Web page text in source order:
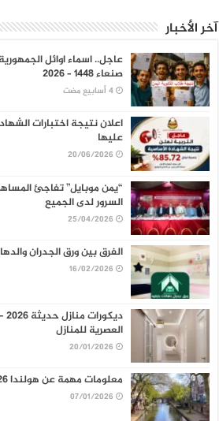
آخر الأخبار
عاجل.. اسماء اوائل
صنعاء 1448 – 2026
اعلان نتيجة اختبارات
عليها
20/06/2026
“يمن موبايل” تفاجئ
السرور لدى الجميع
25/04/2026
الفرق بين ورق الجدران
16/02/2026
العصرية للمنازل
20/01/2026
معلومات مهمة عن هولندا 2026
07/01/2026